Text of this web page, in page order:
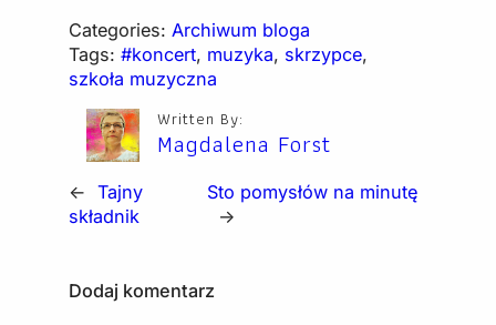
Categories:Archiwum bloga
Tags:#koncert, muzyka, skrzypce
szkoła muzyczna
Written By:
Magdalena Forst
←
Tajny
składnik
Sto pomysłów na minutę
→
Dodaj komentarz